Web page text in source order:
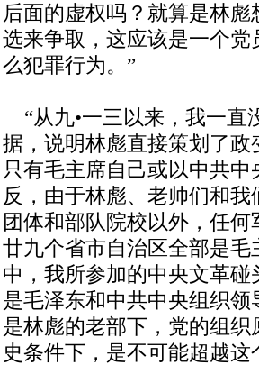
后面的虚权吗？就算是林
选来争取，这应该是一个
么犯罪行为。”
“从九•一三以来，我一直
据，说明林彪直接策划了
只有毛主席自己或以中共
反，由于林彪、老帅们和
团体和部队院校以外，任
廿九个省市自治区全部是毛
中，我所参加的中央文革
是毛泽东和中共中央组织
是林彪的老部下，党的组
史条件下，是不可能超越